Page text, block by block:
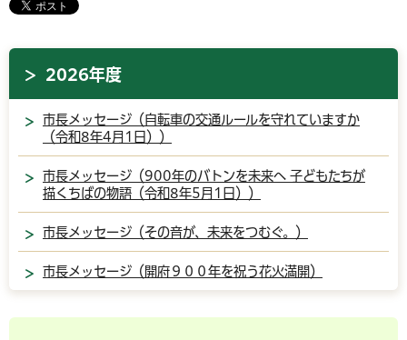
2026年度
市長メッセージ（自転車の交通ルールを守れていますか
（令和8年4月1日））
市長メッセージ（900年のバトンを未来へ 子どもたちが
描くちばの物語（令和8年5月1日））
市長メッセージ（その音が、未来をつむぐ。）
市長メッセージ（開府９００年を祝う花火満開）